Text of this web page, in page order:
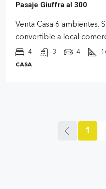
Pasaje Giuffra al 300
Venta Casa 6 ambientes.
convertible a local
4 3 4
CASA
1